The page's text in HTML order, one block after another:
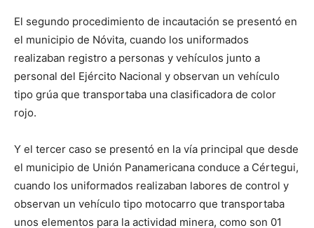
El segundo procedimiento de incautación se presentó en
el municipio de Nóvita, cuando los uniformados
realizaban registro a personas y vehículos junto a
personal del Ejército Nacional y observan un vehículo
tipo grúa que transportaba una clasificadora de color
rojo.
Y el tercer caso se presentó en la vía principal que desde
el municipio de Unión Panamericana conduce a Cértegui,
cuando los uniformados realizaban labores de control y
observan un vehículo tipo motocarro que transportaba
unos elementos para la actividad minera, como son 01